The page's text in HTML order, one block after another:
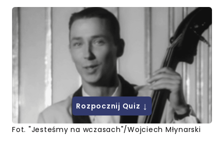
Fot. "Jesteśmy na wczasach"/Wojciech Młynarski
Rozpocznij Quiz ↓